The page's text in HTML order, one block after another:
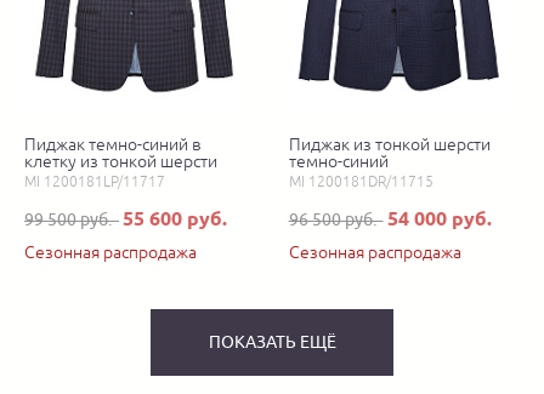
Пиджак темно-синий в
клетку из тонкой шерсти
MI 1200181LP/11717
99 500 руб.55 600 руб.
Сезонная распродажа
Пиджак из тонкой шерсти
темно-синий
MI 1200181DR/11715
96 500 руб. 54 000 руб.
Сезонная распродажа
ПОКАЗАТЬ ЕЩЁ